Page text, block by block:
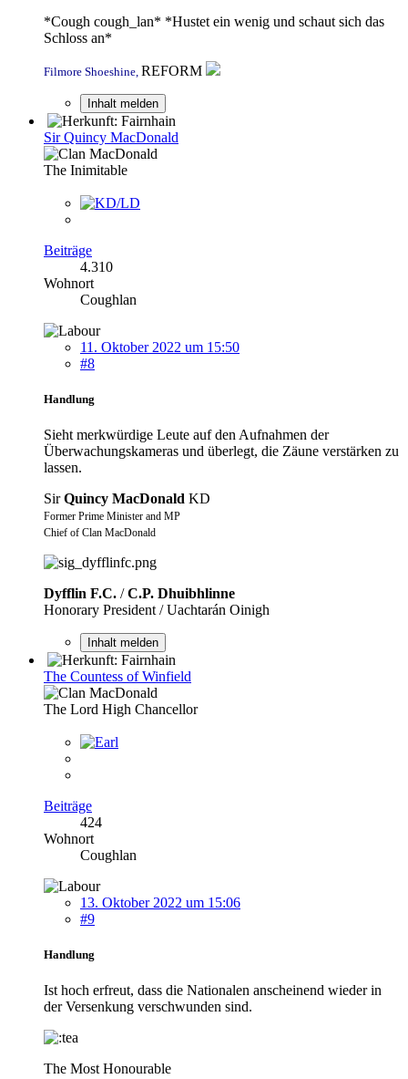
*Cough cough_lan* *Hustet ein wenig und schaut sich das
Schloss an*
Filmore Shoeshine, REFORM
Inhalt melden
Sir Quincy MacDonald
The Inimitable
Beiträge
4.310
Wohnort
Coughlan
11. Oktober 2022 um 15:50
#8
Handlung
Sieht merkwürdige Leute auf den Aufnahmen der
Überwachungskameras und überlegt, die Zäune verstärken zu
lassen.
SirQuincy MacDonald KD
Former Prime Minister and MP
Chief of Clan MacDonald
Dyfflin F.C. /C.P. Dhuibhlinne
Honorary President / Uachtarán Oinigh
Inhalt melden
The Countess of Winfield
The Lord High Chancellor
Beiträge
424
Wohnort
Coughlan
13. Oktober 2022 um 15:06
#9
Handlung
Ist hoch erfreut, dass die Nationalen anscheinend wieder in
der Versenkung verschwunden sind.
The Most Honourable